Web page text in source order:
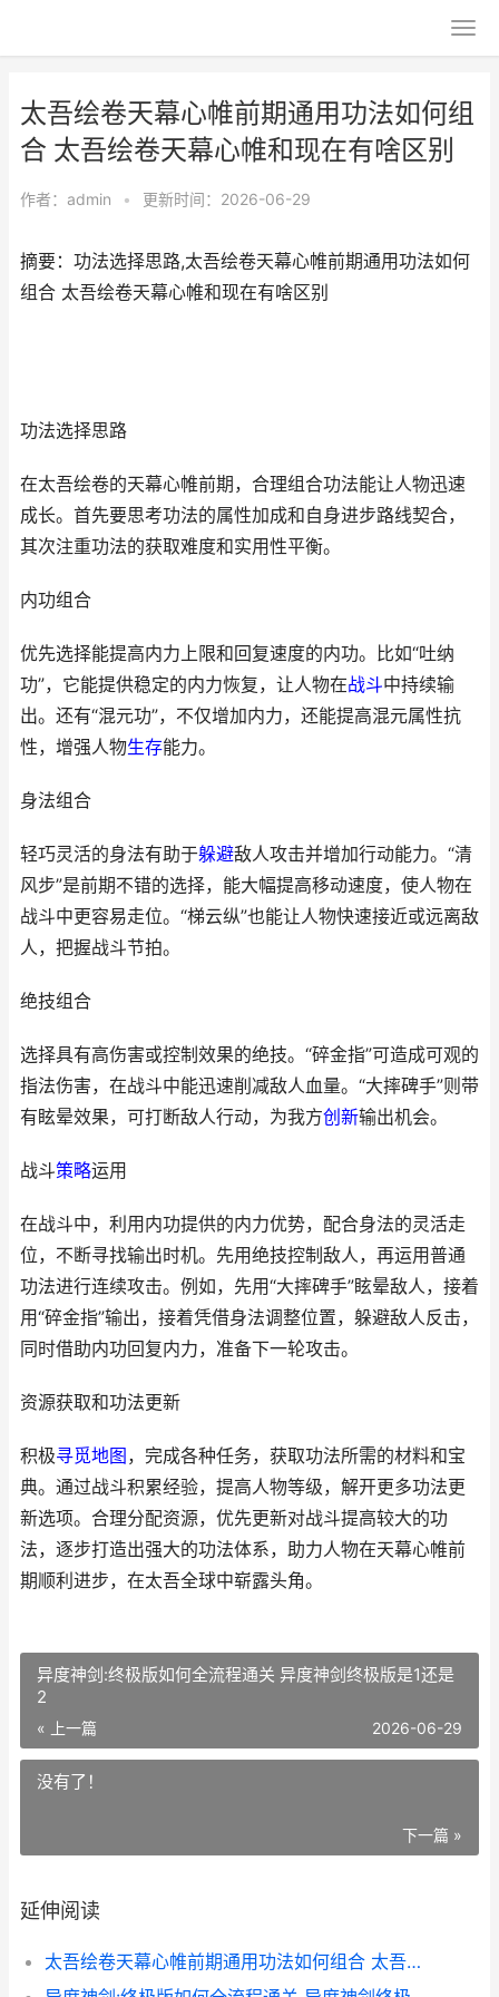
太吾绘卷天幕心帷前期通用功法如何组
合 太吾绘卷天幕心帷和现在有啥区别
作者： admin • 更新时间：2026-06-29
摘要：功法选择思路,太吾绘卷天幕心帷前期通用功法如何
组合 太吾绘卷天幕心帷和现在有啥区别
功法选择思路
在太吾绘卷的天幕心帷前期，合理组合功法能让人物迅速
成长。首先要思考功法的属性加成和自身进步路线契合，
其次注重功法的获取难度和实用性平衡。
内功组合
优先选择能提高内力上限和回复速度的内功。比如“吐纳
功”，它能提供稳定的内力恢复，让人物在战斗中持续输
出。还有“混元功”，不仅增加内力，还能提高混元属性抗
性，增强人物生存能力。
身法组合
轻巧灵活的身法有助于躲避敌人攻击并增加行动能力。“清
风步”是前期不错的选择，能大幅提高移动速度，使人物在
战斗中更容易走位。“梯云纵”也能让人物快速接近或远离敌
人，把握战斗节拍。
绝技组合
选择具有高伤害或控制效果的绝技。“碎金指”可造成可观的
指法伤害，在战斗中能迅速削减敌人血量。“大摔碑手”则带
有眩晕效果，可打断敌人行动，为我方创新输出机会。
战斗策略运用
在战斗中，利用内功提供的内力优势，配合身法的灵活走
位，不断寻找输出时机。先用绝技控制敌人，再运用普通
功法进行连续攻击。例如，先用“大摔碑手”眩晕敌人，接着
用“碎金指”输出，接着凭借身法调整位置，躲避敌人反击，
同时借助内功回复内力，准备下一轮攻击。
资源获取和功法更新
积极寻觅地图 ，完成各种任务，获取功法所需的材料和宝
典。通过战斗积累经验，提高人物等级，解开更多功法更
新选项。合理分配资源，优先更新对战斗提高较大的功
法，逐步打造出强大的功法体系，助力人物在天幕心帷前
期顺利进步，在太吾全球中崭露头角。
异度神剑:终极版如何全流程通关 异度神剑终极版是1还是
2
« 上一篇 2026-06-29
没有了！
下一篇 »
延伸阅读
太吾绘卷天幕心帷前期通用功法如何组合 太吾绘卷天幕心帷和现在有啥区别